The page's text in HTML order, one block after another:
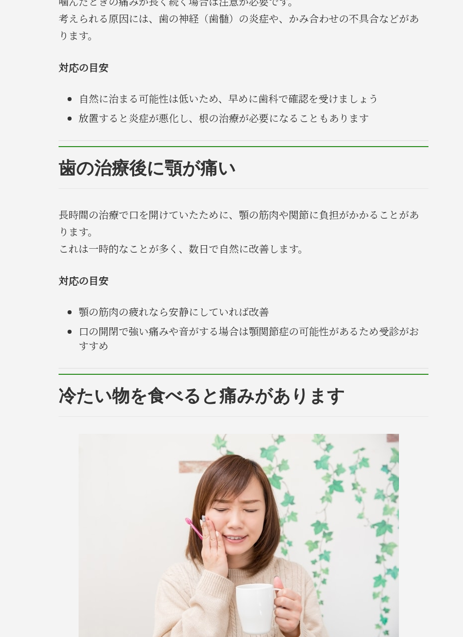
考えられる原因には、歯の神経（歯髄）の炎症や、かみ合わせの不具合などがあ
ります。
対応の目安
自然に治まる可能性は低いため、早めに歯科で確認を受けましょう
放置すると炎症が悪化し、根の治療が必要になることもあります
歯の治療後に顎が痛い
長時間の治療で口を開けていたために、顎の筋肉や関節に負担がかかることがあ
ります。
これは一時的なことが多く、数日で自然に改善します。
対応の目安
顎の筋肉の疲れなら安静にしていれば改善
口の開閉で強い痛みや音がする場合は顎関節症の可能性があるため受診がお
すすめ
冷たい物を食べると痛みがあります